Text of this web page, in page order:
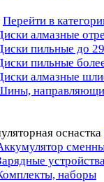
Перейти в
алмазные
пильные до
пильные
алмазные
оснастка
наборы